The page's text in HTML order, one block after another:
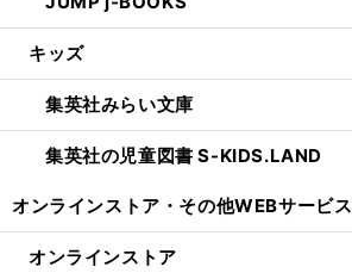
キッズ
集英社みらい文庫
集英社の児童図書 S-KIDS.LAND
オンラインストア・ その他WEBサービス
オンラインストア